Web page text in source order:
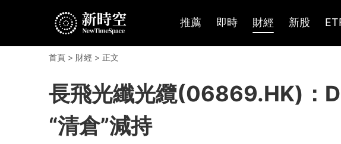
推薦 即時 財經 新股
首頁 > 財經 > 正文
長飛光纖光纜(06869.HK)：
“清倉”減持